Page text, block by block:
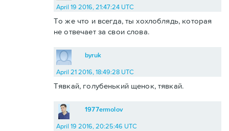
April 19 2016, 21:47:24 UTC
То же что и всегда, ты хохлоблядь, которая
не отвечает за свои слова.
byruk
April 21 2016, 18:49:28 UTC
Тявкай, голубенький щенок, тявкай.
1977ermolov
April 19 2016, 20:25:46 UTC